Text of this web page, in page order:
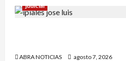
judicial
ABRA NOTICIAS
agosto 7, 2026